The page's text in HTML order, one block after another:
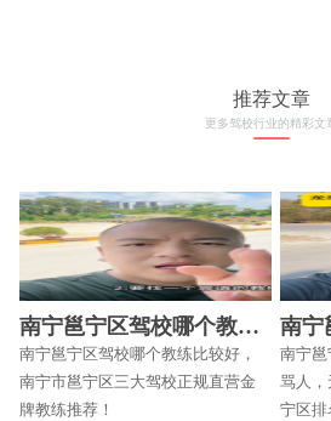
推荐文章
更多驾校行业的精彩文
南宁邕宁区驾校哪个教练
比较好
南宁邕宁区驾校哪个教练比较好，
南宁市邕宁区三大驾校正规直营金
牌教练推荐！
南宁
靠谱
南宁邕
骂人，
宁区排